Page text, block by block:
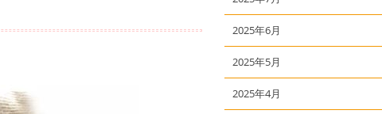
2025年6月
2025年5月
2025年4月